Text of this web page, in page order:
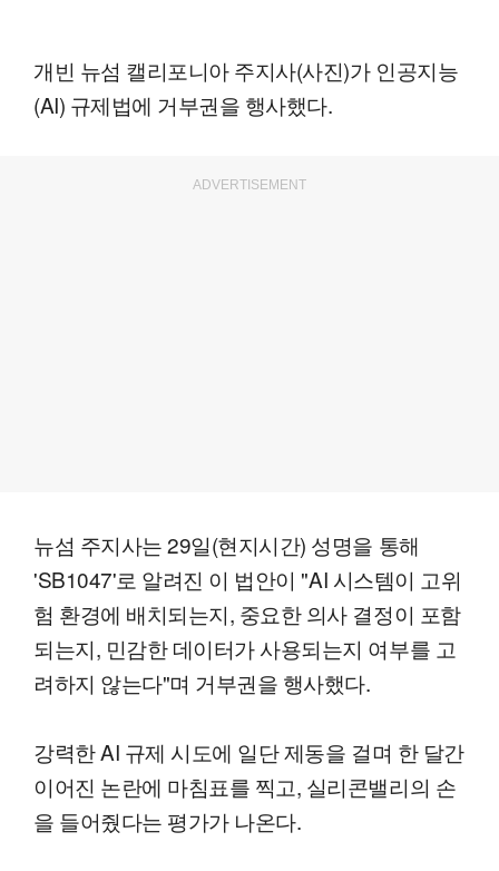
개빈 뉴섬 캘리포니아 주지사(사진)가 인공지능
(AI) 규제법에 거부권을 행사했다.
ADVERTISEMENT
뉴섬 주지사는 29일(현지시간) 성명을 통해
'SB1047'로 알려진 이 법안이 "AI 시스템이 고위
험 환경에 배치되는지, 중요한 의사 결정이 포함
되는지, 민감한 데이터가 사용되는지 여부를 고
려하지 않는다"며 거부권을 행사했다.
강력한 AI 규제 시도에 일단 제동을 걸며 한 달간
이어진 논란에 마침표를 찍고, 실리콘밸리의 손
을 들어줬다는 평가가 나온다.